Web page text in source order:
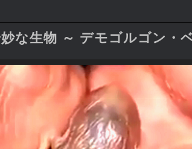
な生物 ～ デモゴルゴン・